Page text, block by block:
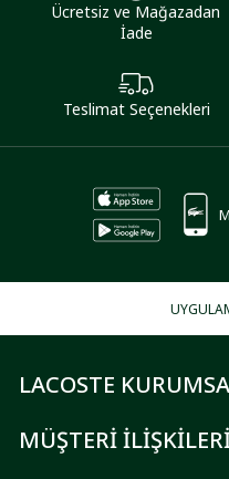
Ücretsiz ve Mağazadan
İade
Teslimat Seçenekleri
LACOSTE
MÜŞTERİ